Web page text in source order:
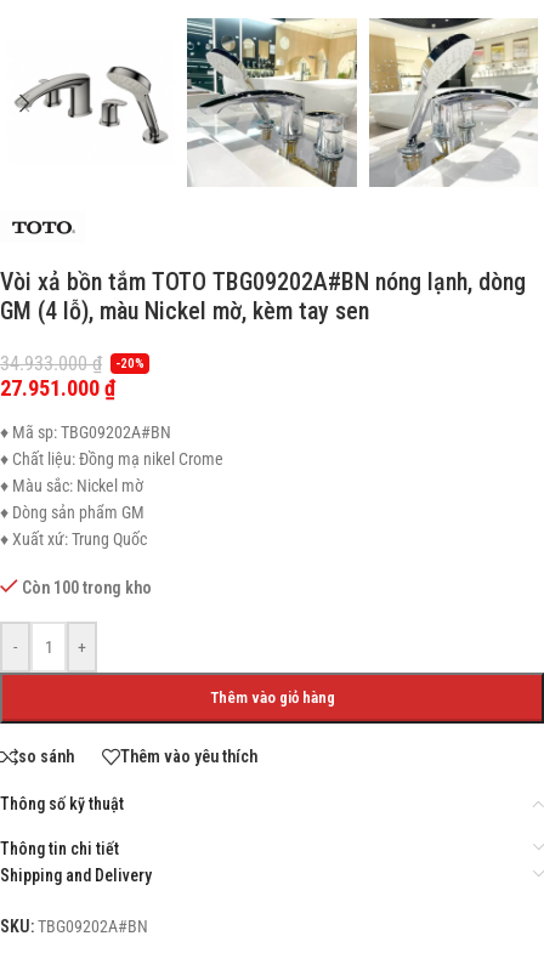
Vòi xả bồn tắm TOTO TBG09202A#BN nóng lạnh, dòng
GM (4 lỗ), màu Nickel mờ, kèm tay sen
34.933.000₫ -20%
27.951.000₫
♦ Mã sp: TBG09202A#BN
♦ Chất liệu: Đồng mạ nikel Crome
♦ Màu sắc: Nickel mờ
♦ Dòng sản phẩm GM
♦ Xuất xứ: Trung Quốc
Còn 100 trong kho
- +
Thêm vào giỏ hàng
so sánh Thêm vào yêu thích
Thông số kỹ thuật
Thông tin chi tiết
Shipping and Delivery
SKU:TBG09202A#BN